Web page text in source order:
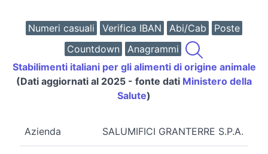
Numeri casuali Verifica IBAN Abi/Cab
Poste
Countdown
Anagrammi
Stabilimenti italiani per gli alimenti di origine animale
(Dati aggiornati al 2025 - fonte dati Ministero della
Salute)
Azienda SALUMIFICI GRANTERRE S.P.A.